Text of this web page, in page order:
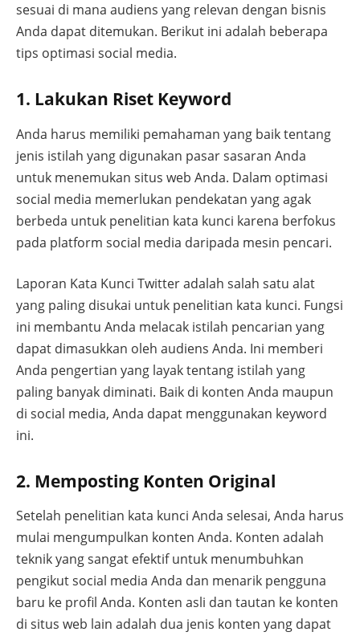
sesuai di mana audiens yang relevan dengan bisnis
Anda dapat ditemukan. Berikut ini adalah beberapa
tips optimasi social media.
1. Lakukan Riset Keyword
Anda harus memiliki pemahaman yang baik tentang
jenis istilah yang digunakan pasar sasaran Anda
untuk menemukan situs web Anda. Dalam optimasi
social media memerlukan pendekatan yang agak
berbeda untuk penelitian kata kunci karena berfokus
pada platform social media daripada mesin pencari.
Laporan Kata Kunci Twitter adalah salah satu alat
yang paling disukai untuk penelitian kata kunci. Fungsi
ini membantu Anda melacak istilah pencarian yang
dapat dimasukkan oleh audiens Anda. Ini memberi
Anda pengertian yang layak tentang istilah yang
paling banyak diminati. Baik di konten Anda maupun
di social media, Anda dapat menggunakan keyword
ini.
2. Memposting Konten Original
Setelah penelitian kata kunci Anda selesai, Anda harus
mulai mengumpulkan konten Anda. Konten adalah
teknik yang sangat efektif untuk menumbuhkan
pengikut social media Anda dan menarik pengguna
baru ke profil Anda. Konten asli dan tautan ke konten
di situs web lain adalah dua jenis konten yang dapat